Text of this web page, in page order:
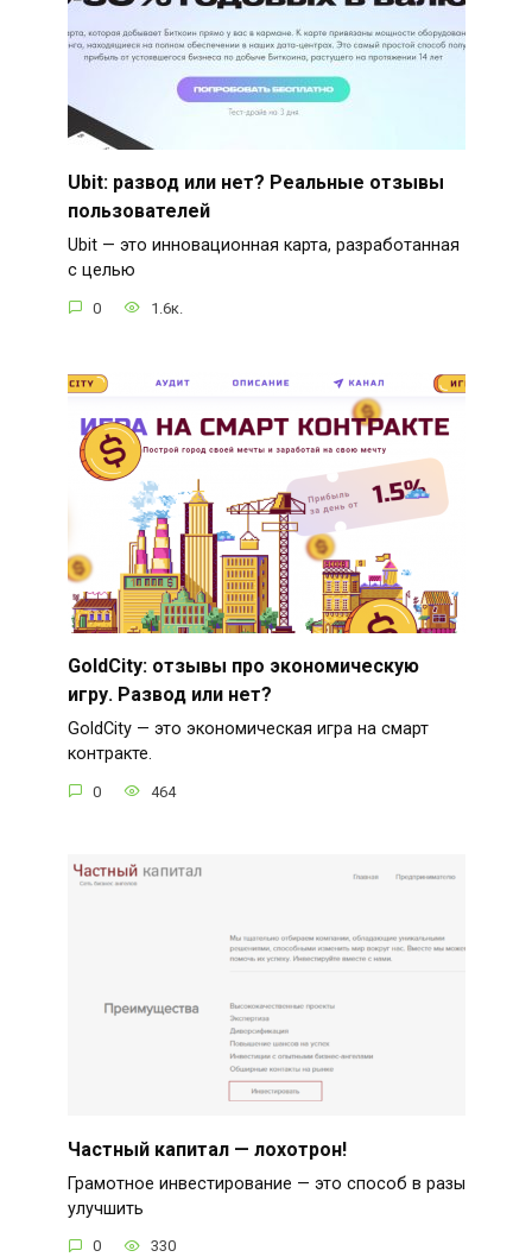
Ubit: развод или нет? Реальные отзывы
пользователей
Ubit — это инновационная карта, разработанная
с целью
0 1.6к.
GoldCity: отзывы про экономическую
игру. Развод или нет?
GoldCity — это экономическая игра на смарт
контракте.
0 464
Частный капитал — лохотрон!
Грамотное инвестирование — это способ в разы
улучшить
0 330